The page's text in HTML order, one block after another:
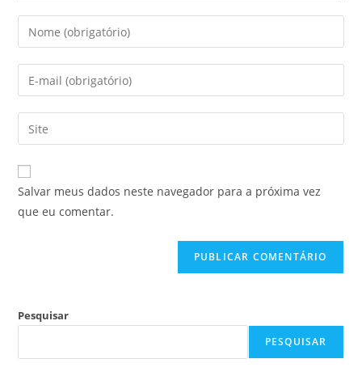
Salvar meus dados neste navegador para a próxima vez
que eu comentar.
Pesquisar
PESQUISAR